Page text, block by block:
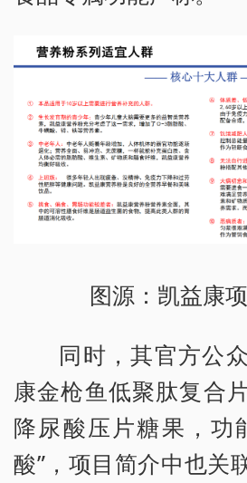
图源：凯益康
同时，其官方公
康金枪鱼低聚肽复合
降尿酸压片糖果，功
酸”，项目简介中也关